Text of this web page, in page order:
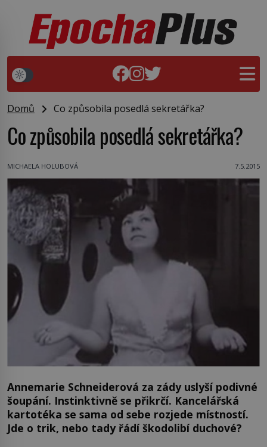
Domů Co způsobila posedlá sekretářka?
Co způsobila posedlá sekretářka?
MICHAELA HOLUBOVÁ 7.5.2015
Annemarie Schneiderová za zády uslyší podivné
šoupání. Instinktivně se přikrčí. Kancelářská
kartotéka se sama od sebe rozjede místností.
Jde o trik, nebo tady řádí škodolibí duchové?